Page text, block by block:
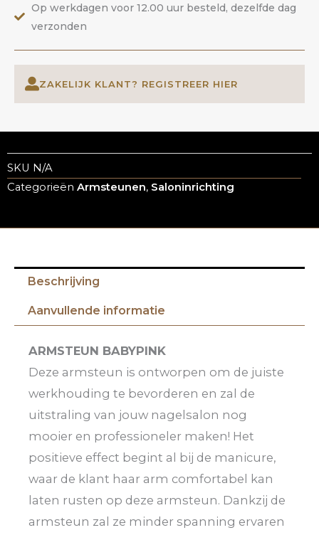
Op werkdagen voor 12.00 uur besteld, dezelfde dag
verzonden
ZAKELIJK KLANT? REGISTREER HIER
SKU N/A
Categorieën Armsteunen, Saloninrichting
Beschrijving
Aanvullende informatie
ARMSTEUN BABYPINK
Deze armsteun is ontworpen om de juiste
werkhouding te bevorderen en zal de
uitstraling van jouw nagelsalon nog
mooier en professioneler maken! Het
positieve effect begint al bij de manicure,
waar de klant haar arm comfortabel kan
laten rusten op deze armsteun. Dankzij de
armsteun zal ze minder spanning ervaren